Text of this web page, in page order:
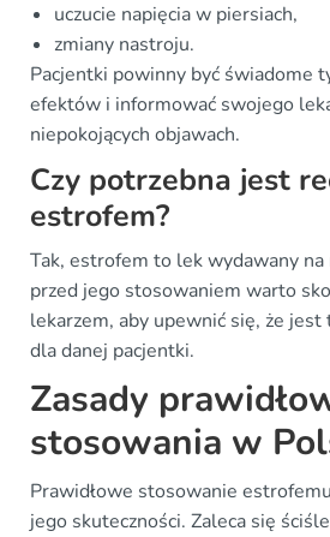
uczucie napięcia w piersiach,
zmiany nastroju.
Pacjentki powinny być świadome
efektów i informować swojego
niepokojących objawach.
Czy potrzebna jest
estrofem?
Tak, estrofem to lek wydawany
przed jego stosowaniem warto
lekarzem, aby upewnić się, że
dla danej pacjentki.
Zasady
stosowania w
Prawidłowe stosowanie
jego skuteczności. Zaleca się